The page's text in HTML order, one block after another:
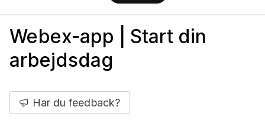
Webex-app | Start din
arbejdsdag
Har du feedback?